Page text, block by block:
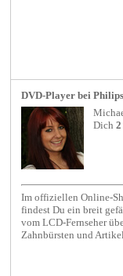
DVD-Player bei Philips
Dich
Im offiziellen Online-
findest Du ein breit
vom LCD-Fernseher
Zahnbürsten und